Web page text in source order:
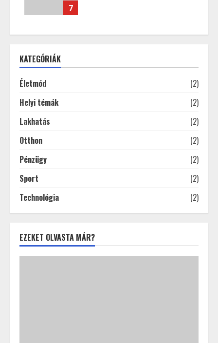
7
KATEGÓRIÁK
Életmód
(2)
Helyi témák
(2)
Lakhatás
(2)
Otthon
(2)
Pénzügy
(2)
Sport
(2)
Technológia
(2)
EZEKET OLVASTA MÁR?